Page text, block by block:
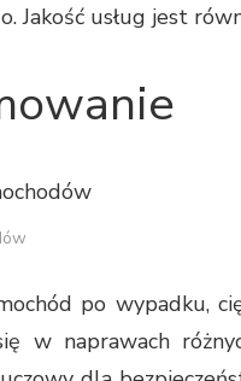
Jakość usług jest
po wypadku,
w naprawach